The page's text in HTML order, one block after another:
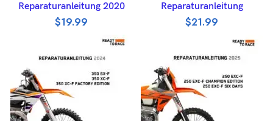
Reparaturanleitung 2020
$19.99
Reparaturanleitung
$21.99